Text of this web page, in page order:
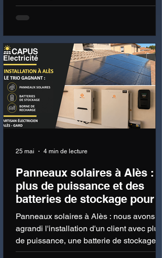
Google : voici, en toute transparence, les
preuves sur lesquelles nous juger.
Panneaux solaires à Alès :
plus de puissance et des
batteries de stockage pour
plus d'autonomie
Panneaux solaires à Alès : nous avons
agrandi l'installation d'un client avec plus
de puissance, une batterie de stockage et
une borne de recharge.
25 mai 4 min de lecture